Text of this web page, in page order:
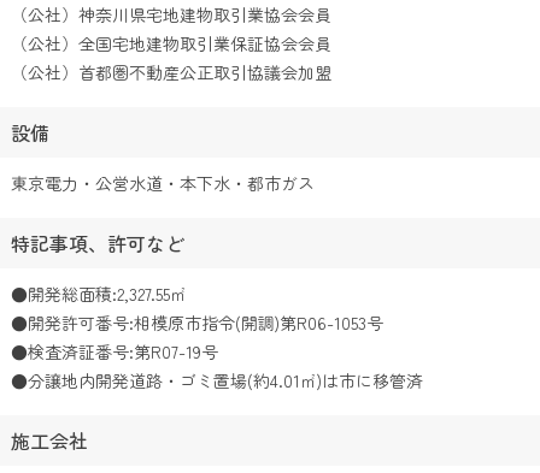
（公社）神奈川県宅地建物取引業協会会員
（公社）全国宅地建物取引業保証協会会員
（公社）首都圏不動産公正取引協議会加盟
設備
東京電力・公営水道・本下水・都市ガス
特記事項、許可など
●開発総面積:2,327.55㎡
●開発許可番号:相模原市指令(開調)第R06-1053号
●検査済証番号:第R07-19号
●分譲地内開発道路・ゴミ置場(約4.01㎡)は市に移管済
施工会社